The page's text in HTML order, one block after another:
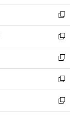
ウ
で
開
く
ン
ド
ウ
で
開
く
新
し
い
ウ
ィ
ン
ド
ウ
で
開
新
し
い
ウ
ィ
ン
ド
ウ
新
し
い
ウ
ィ
ン
新
し
い
ウ
新
し